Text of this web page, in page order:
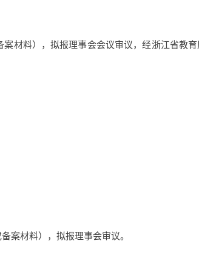
材料），拟报理事会会议审议，经浙江省教育
案材料），拟报理事会审议。